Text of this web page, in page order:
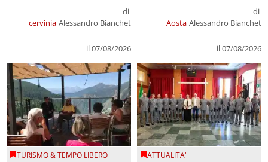
cervinia
di
Alessandro Bianchet
il 07/08/2026
Aosta
di
Alessandro Bianchet
il 07/08/2026
TURISMO & TEMPO LIBERO ATTUALITA'